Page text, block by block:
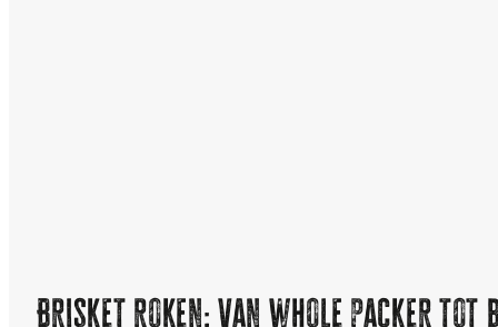
Brisket roken: van whole packer tot